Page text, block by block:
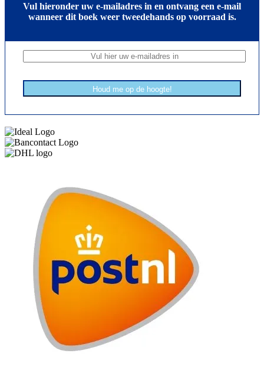
Vul hieronder uw e-mailadres in en ontvang een e-mail
wanneer dit boek weer tweedehands op voorraad is.
Houd me op de hoogte!